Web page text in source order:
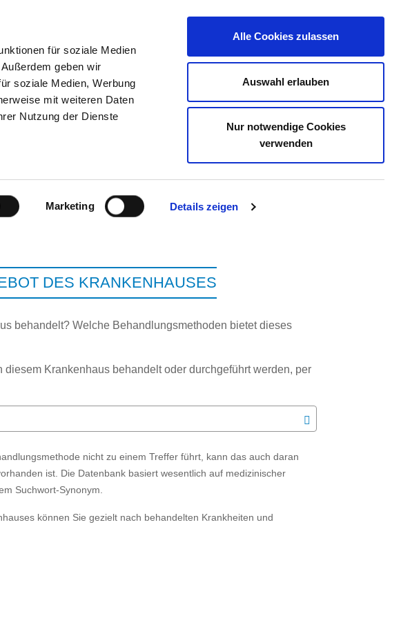
für soziale Medien
geben wir
soziale Medien, Werbung
mit weiteren Daten
Nutzung der Dienste
Marketing Details zeigen
Alle Cookies zulassen
Auswahl erlauben
Nur notwendige Cookies
verwenden
DAS DKV STELLENBÖRSE
DES KRANKENHAUSES
behandelt? Welche Behandlungsmethoden bietet dieses
Krankenhaus behandelt oder durchgeführt werden, per
nicht zu einem Treffer führt, kann das auch daran
ist. Die Datenbank basiert wesentlich auf medizinischer
Suchwort-Synonym.
können Sie gezielt nach behandelten Krankheiten und